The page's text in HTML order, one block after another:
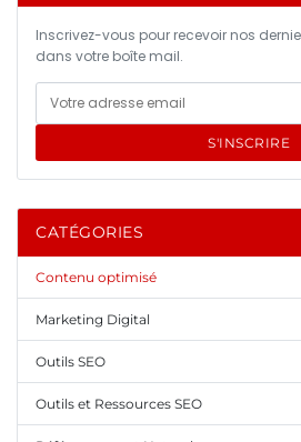
Inscrivez-vous pour recevoir nos
dans votre boîte mail.
S'INSCRIRE
CATÉGORIES
Contenu optimisé
Marketing Digital
Outils SEO
Outils et Ressources SEO